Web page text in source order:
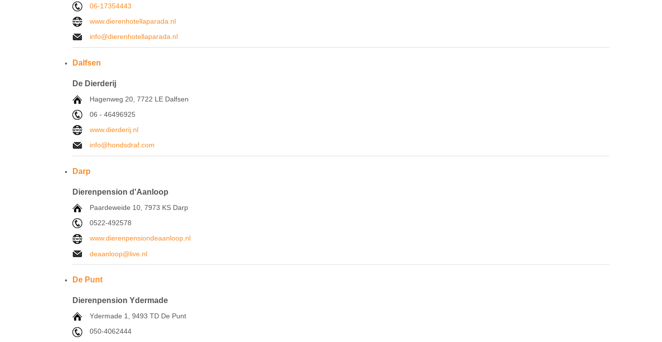
06-17354443
www.dierenhotellaparada.nl
info@dierenhotellaparada.nl
Dalfsen
De Dierderij
Hagenweg 20, 7722 LE Dalfsen
06 - 46496925
www.dierderij.nl
info@hondsdraf.com
Darp
Dierenpension d'Aanloop
Paardeweide 10, 7973 KS Darp
0522-492578
www.dierenpensiondeaanloop.nl
deaanloop@live.nl
De Punt
Dierenpension Ydermade
Ydermade 1, 9493 TD De Punt
050-4062444